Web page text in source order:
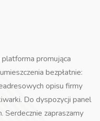
promująca
bezpłatnie:
opisu firmy
Do dyspozycji panel
Serdecznie zapraszamy